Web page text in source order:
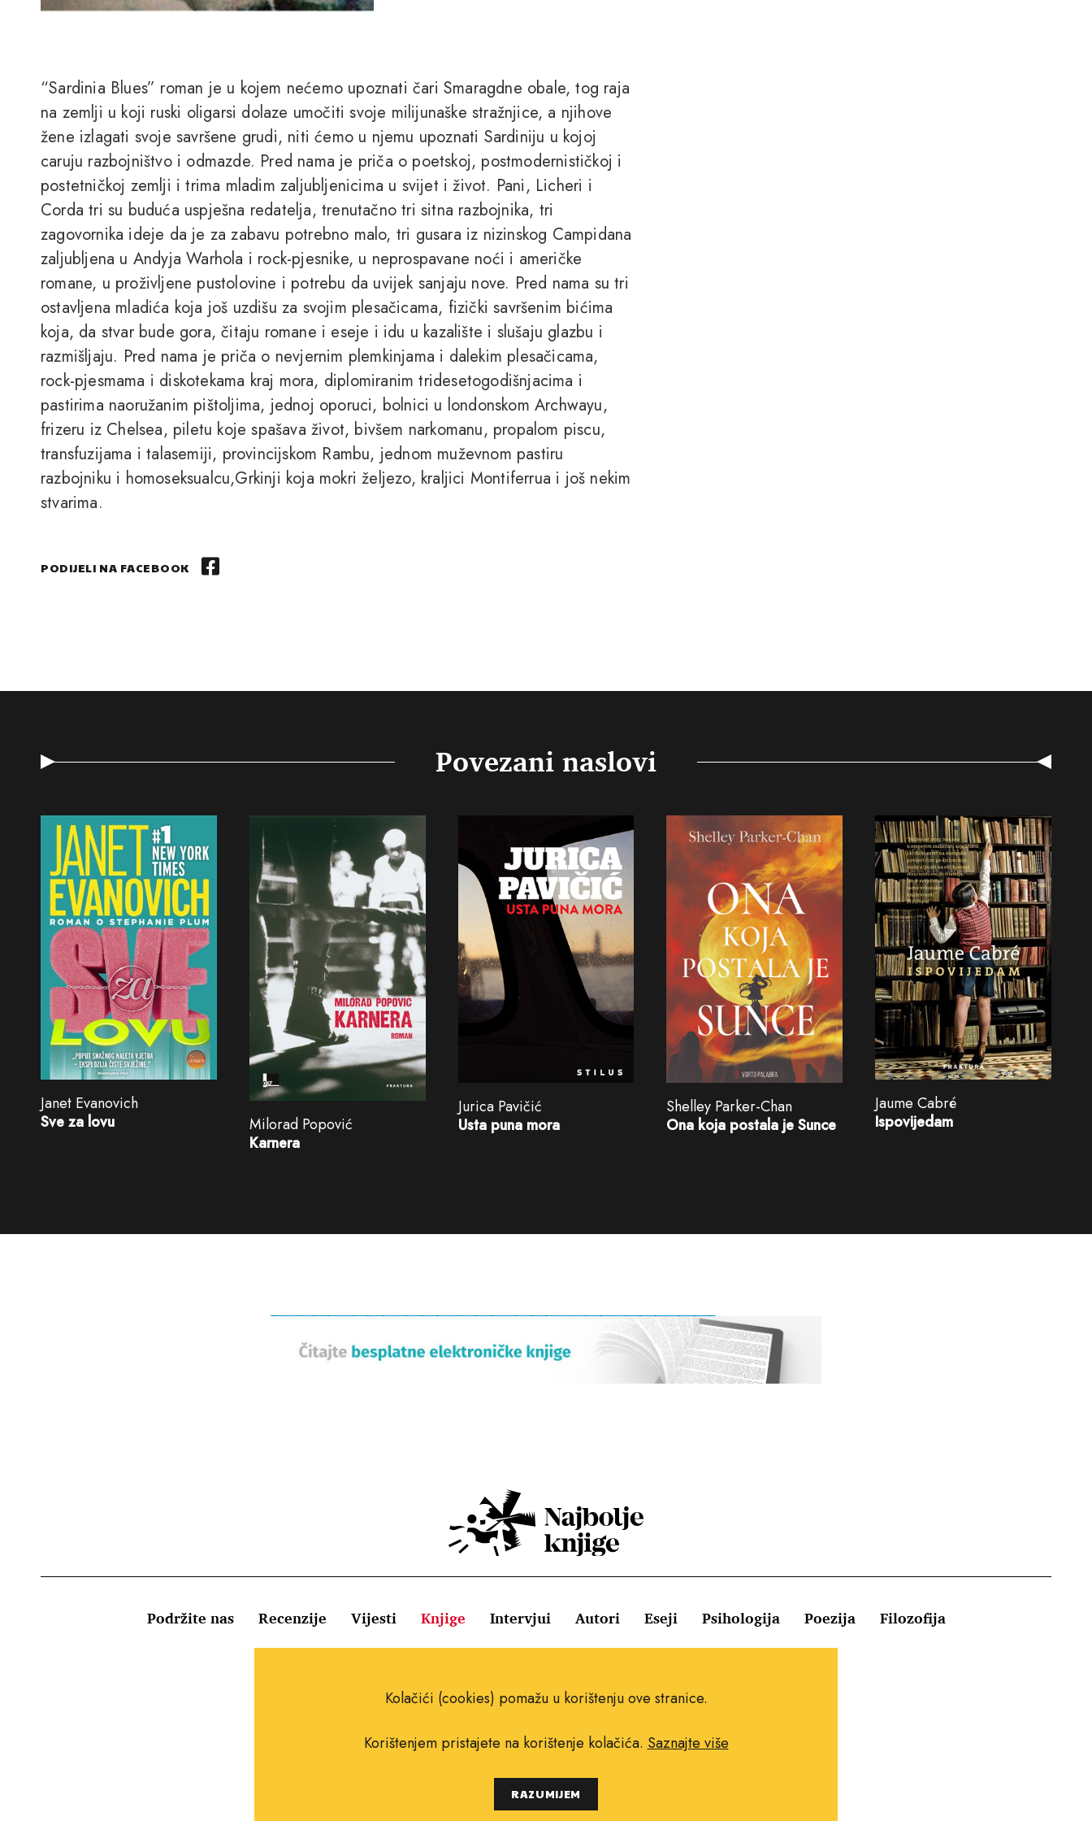
“Sardinia Blues” roman je u kojem nećemo upoznati čari Smaragdne obale, tog raja
na zemlji u koji ruski oligarsi dolaze umočiti svoje milijunaške stražnjice, a njihove
žene izlagati svoje savršene grudi, niti ćemo u njemu upoznati Sardiniju u kojoj
caruju razbojništvo i odmazde. Pred nama je priča o poetskoj, postmodernističkoj i
postetničkoj zemlji i trima mladim zaljubljenicima u svijet i život. Pani, Licheri i
Corda tri su buduća uspješna redatelja, trenutačno tri sitna razbojnika, tri
zagovornika ideje da je za zabavu potrebno malo, tri gusara iz nizinskog Campidana
zaljubljena u Andyja Warhola i rock-pjesnike, u neprospavane noći i američke
romane, u proživljene pustolovine i potrebu da uvijek sanjaju nove. Pred nama su tri
ostavljena mladića koja još uzdišu za svojim plesačicama, fizički savršenim bićima
koja, da stvar bude gora, čitaju romane i eseje i idu u kazalište i slušaju glazbu i
razmišljaju. Pred nama je priča o nevjernim plemkinjama i dalekim plesačicama,
rock-pjesmama i diskotekama kraj mora, diplomiranim tridesetogodišnjacima i
pastirima naoružanim pištoljima, jednoj oporuci, bolnici u londonskom Archwayu,
frizeru iz Chelsea, piletu koje spašava život, bivšem narkomanu, propalom piscu,
transfuzijama i talasemiji, provincijskom Rambu, jednom muževnom pastiru
razbojniku i homoseksualcu,Grkinji koja mokri željezo, kraljici Montiferrua i još nekim
stvarima.
PODIJELI NA FACEBOOK
Povezani naslovi
Janet Evanovich
Sve za lovu
Milorad Popović
Karnera
Jurica Pavičić
Usta puna mora
Shelley Parker-Chan
Ona koja postala je Sunce
Jaume Cabré
Ispovijedam
Podržite nas Recenzije Vijesti Knjige Intervjui Autori Eseji Psihologija Poezija Filozofija
Copyright © 2010.-2021. najboljeknjige.com.
Kolačići (cookies) pomažu u korištenju ove stranice.
Korištenjem pristajete na korištenje kolačića. Saznajte više
RAZUMIJEM